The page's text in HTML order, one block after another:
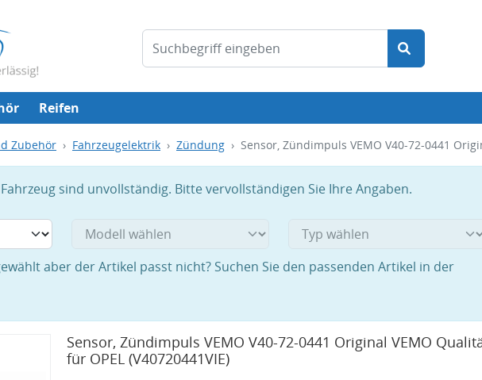
Reifen
Zubehör Fahrzeugelektrik Zündung Sensor, Zündimpuls VEMO V40-72-0441
sind unvollständig. Bitte vervollständigen Sie Ihre Angaben.
aber der Artikel passt nicht? Suchen Sie den passenden Artikel in der
Sensor, Zündimpuls VEMO V40-72-0441 Original VEMO
für OPEL (V40720441VIE)